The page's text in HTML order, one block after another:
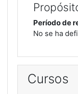
Período de
No se ha
Cursos